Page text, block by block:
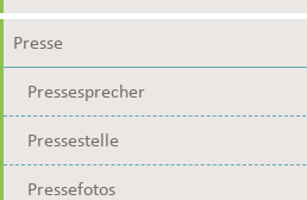
Presse
Pressesprecher
Pressestelle
Pressefotos